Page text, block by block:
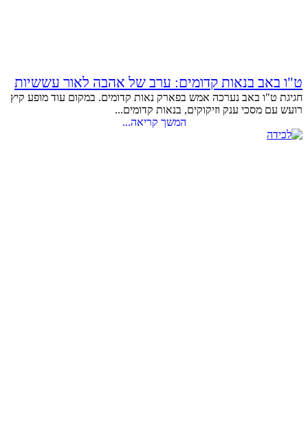
ט"ו באב בנאות קדומים: ערב של אהבה לאור עששיות
חגיגת ט"ו באב נערכה אמש בפארק נאות קדומים. במקום עוד מופע קיץ
רועש עם מסכי ענק וזיקוקים, בנאות קדומים...
המשך קריאה...